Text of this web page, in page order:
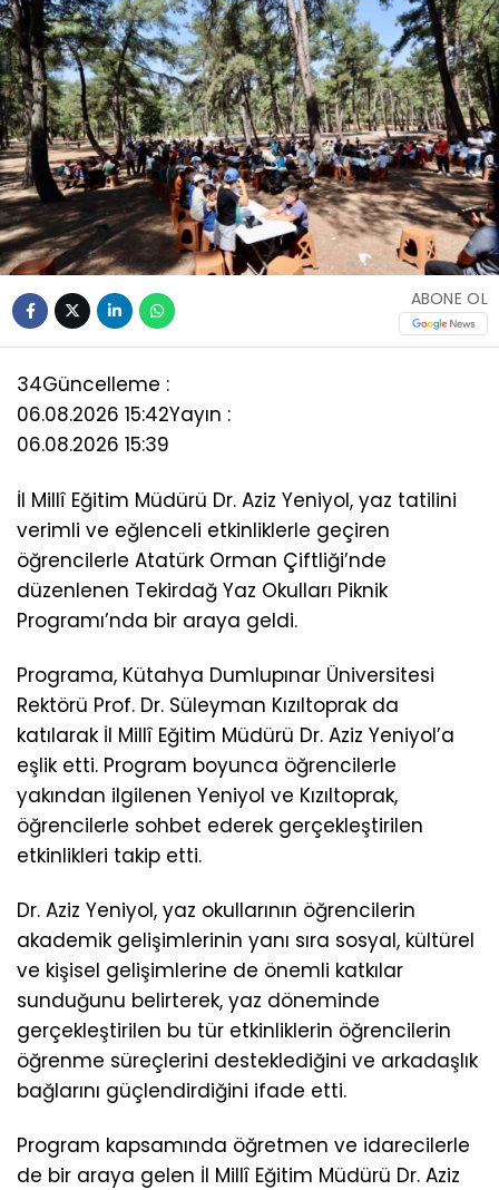
ABONE OL
34Güncelleme :
06.08.2026 15:42Yayın :
06.08.2026 15:39
İl Millî Eğitim Müdürü Dr. Aziz Yeniyol, yaz tatilini
verimli ve eğlenceli etkinliklerle geçiren
öğrencilerle Atatürk Orman Çiftliği’nde
düzenlenen Tekirdağ Yaz Okulları Piknik
Programı’nda bir araya geldi.
Programa, Kütahya Dumlupınar Üniversitesi
Rektörü Prof. Dr. Süleyman Kızıltoprak da
katılarak İl Millî Eğitim Müdürü Dr. Aziz Yeniyol’a
eşlik etti. Program boyunca öğrencilerle
yakından ilgilenen Yeniyol ve Kızıltoprak,
öğrencilerle sohbet ederek gerçekleştirilen
etkinlikleri takip etti.
Dr. Aziz Yeniyol, yaz okullarının öğrencilerin
akademik gelişimlerinin yanı sıra sosyal, kültürel
ve kişisel gelişimlerine de önemli katkılar
sunduğunu belirterek, yaz döneminde
gerçekleştirilen bu tür etkinliklerin öğrencilerin
öğrenme süreçlerini desteklediğini ve arkadaşlık
bağlarını güçlendirdiğini ifade etti.
Program kapsamında öğretmen ve idarecilerle
de bir araya gelen İl Millî Eğitim Müdürü Dr. Aziz